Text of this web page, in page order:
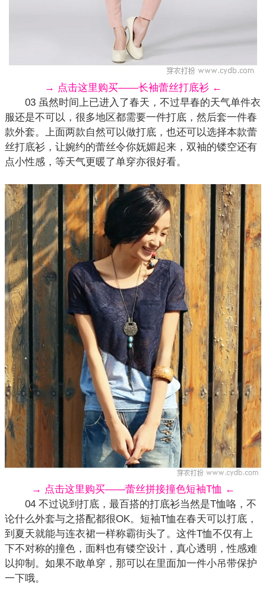
→ 点击这里购买——长袖蕾丝打底衫 ←
03 虽然时间上已进入了春天，不过早春的天气单件衣
服还是不可以，很多地区都需要一件打底，然后套一件春
款外套。上面两款自然可以做打底，也还可以选择本款蕾
丝打底衫，让婉约的蕾丝令你妩媚起来，双袖的镂空还有
点小性感，等天气更暖了单穿亦很好看。
→ 点击这里购买——蕾丝拼接撞色短袖T恤 ←
04 不过说到打底，最百搭的打底衫当然是T恤咯，不
论什么外套与之搭配都很OK。短袖T恤在春天可以打底，
到夏天就能与连衣裙一样称霸街头了。这件T恤不仅有上
下不对称的撞色，面料也有镂空设计，真心透明，性感难
以抑制。如果不敢单穿，那可以在里面加一件小吊带保护
一下哦。